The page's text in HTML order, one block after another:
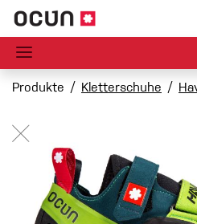
Produkte Kletterschuhe